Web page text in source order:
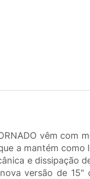
vêm com
a mantém como
e dissipação
versão de 15"